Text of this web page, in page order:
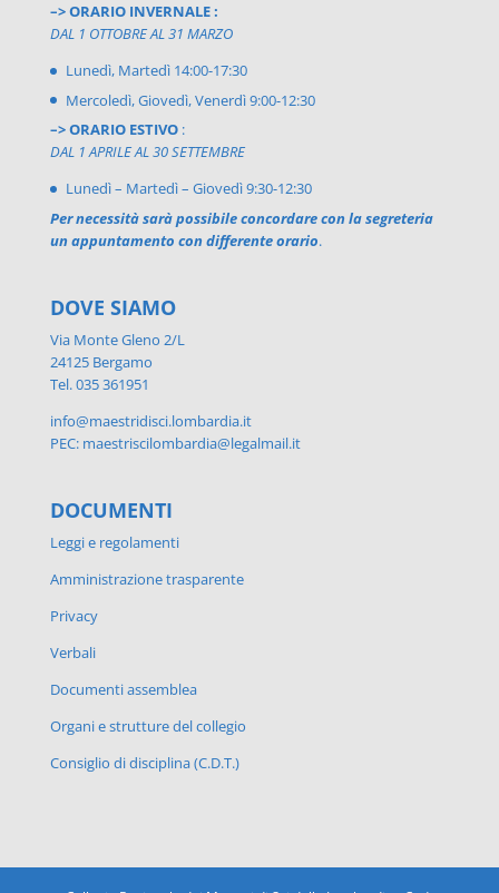
–> ORARIO INVERNALE :
DAL 1 OTTOBRE AL 31 MARZO
Lunedì, Martedì 14:00-17:30
Mercoledì, Giovedì, Venerdì 9:00-12:30
–> ORARIO ESTIVO:
DAL 1 APRILE AL 30 SETTEMBRE
Lunedì – Martedì – Giovedì 9:30-12:30
Per necessità sarà possibile concordare con la segreteria
un appuntamento con differente orario.
DOVE SIAMO
Via Monte Gleno 2/L
24125 Bergamo
Tel. 035 361951
info@maestridisci.lombardia.it
PEC: maestriscilombardia@legalmail.it
DOCUMENTI
Leggi e regolamenti
Amministrazione trasparente
Privacy
Verbali
Documenti assemblea
Organi e strutture del collegio
Consiglio di disciplina (C.D.T.)